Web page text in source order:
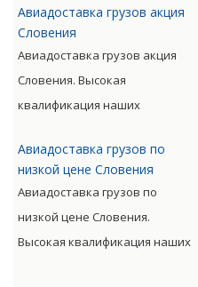
специальную подготовку,
позволяет мастерски
обслуживать перевозки всех
категории грузов.
Авиадоставка грузов акция
Словения
Авиадоставка грузов акция
Словения. Высокая
квалификация наших
специальную подготовку,
позволяет мастерски
обслуживать перевозки всех
категории грузов.
Авиадоставка грузов по
низкой цене Словения
Авиадоставка грузов по
низкой цене Словения.
Высокая квалификация наших